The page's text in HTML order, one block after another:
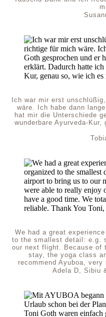
Ich war mir erst
wäre. Ich habe dann
hat mir die Unterschiede
wunderbare Ayurveda-
We had a great
to the smallest detail: e.g.
our next flight. Because of
stay, the yoga class
recommend Ayuboa,
Adela D, Sibiu